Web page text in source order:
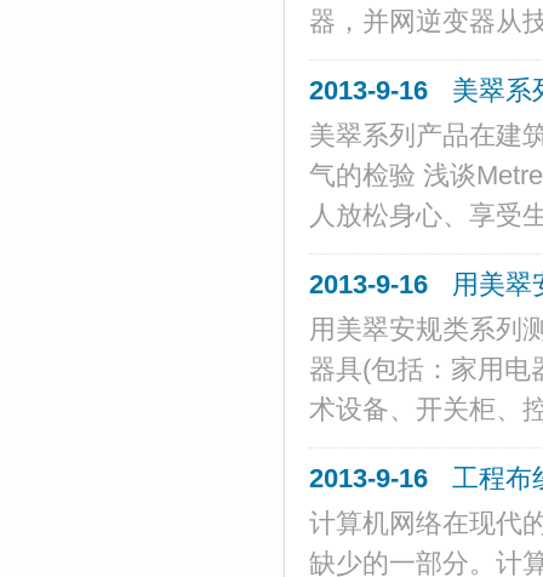
器，并网逆变器从
2013-9-16
美翠系
美翠系列产品在建
气的检验 浅谈
人放松身心、享受
2013-9-16
用美翠
用美翠安规类系列
器具(包括：家用电
术设备、开关柜、
2013-9-16
工程布
计算机网络在现代
缺少的一部分。计